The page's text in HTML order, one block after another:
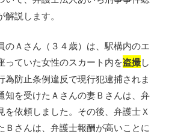
説します。
のＡさん（３４歳）は、駅構内のエ
っていた女性のスカート内を盗撮し
為防止条例違反で現行犯逮捕されま
知を受けたＡさんの妻Ｂさんは、弁
を依頼しました。その後、弁護士Ｘ
Ｂさんは、弁護士報酬が高いことに